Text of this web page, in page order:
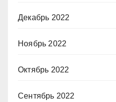
Декабрь 2022
Ноябрь 2022
Октябрь 2022
Сентябрь 2022